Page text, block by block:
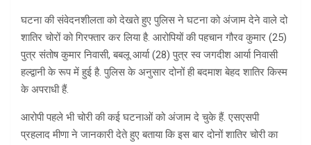
घटना की संवेदनशीलता को देखते हुए पुलिस ने घटना को अंजाम देने वाले दो
शातिर चोरों को गिरफ्तार कर लिया है. आरोपियों की पहचान गौरव कुमार (25)
पुत्र संतोष कुमार निवासी, बबलू आर्या (28) पुत्र स्व जगदीश आर्या निवासी
हल्द्वानी के रूप में हुई है. पुलिस के अनुसार दोनों ही बदमाश बेहद शातिर किस्म
के अपराधी हैं.
आरोपी पहले भी चोरी की कई घटनाओं को अंजाम दे चुके हैं. एसएसपी
प्रहलाद मीणा ने जानकारी देते हुए बताया कि इस बार दोनों शातिर चोरी का